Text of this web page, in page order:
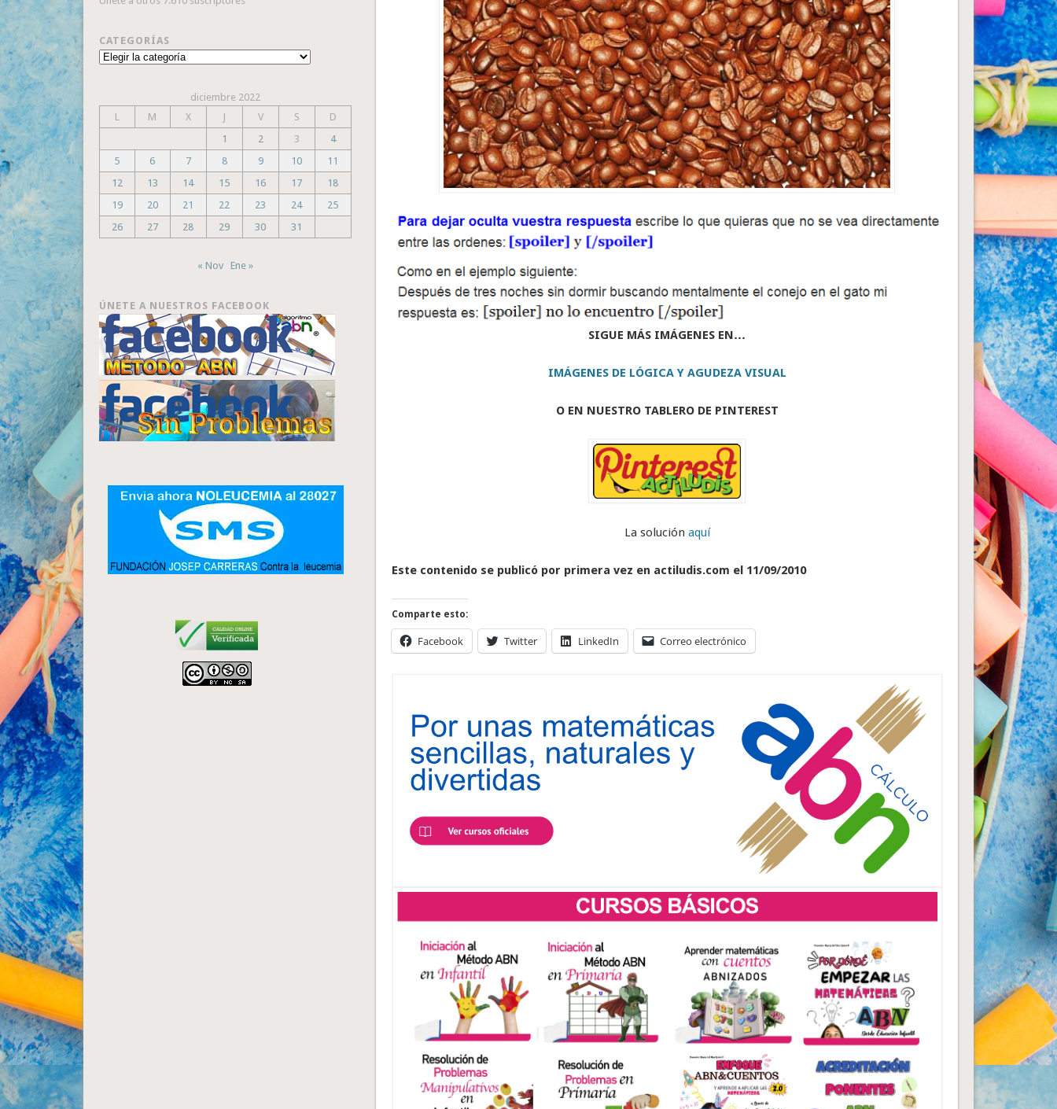
SIGUE MÁS IMÁGENES EN…
IMÁGENES DE LÓGICA Y AGUDEZA VISUAL
O EN NUESTRO TABLERO DE PINTEREST
La solución aquí
Este contenido se publicó por primera vez en actiludis.com el 11/09/2010
Comparte esto:
Facebook Twitter LinkedIn Correo electrónico
CATEGORÍAS
Categorías
diciembre 2022
L
M X J V S
D
1
2 3
4
5
6 7 8 9 10
11
12
13 14 15 16 17
18
19
20 21 22 23 24
25
26
27 28 29 30 31
« Nov Ene »
ÚNETE A NUESTROS FACEBOOK